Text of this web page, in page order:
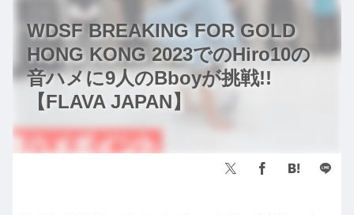
WDSF BREAKING FOR GOLD
HONG KONG 2023でのHiro10の
音ハメに9人のBboyが挑戦!!
【FLAVA JAPAN】